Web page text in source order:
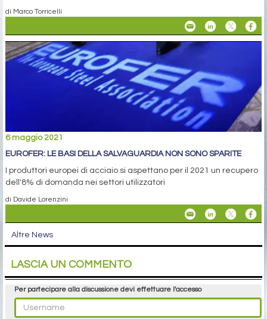
di Marco Torricelli
6 maggio 2021
EUROFER: LE BASI DELLA SALVAGUARDIA NON SONO SPARITE
I produttori europei di acciaio si aspettano per il 2021 un recupero
dell'8% di domanda nei settori utilizzatori
di Davide Lorenzini
Altre News
LASCIA UN COMMENTO
Per partecipare alla discussione devi effettuare l'accesso